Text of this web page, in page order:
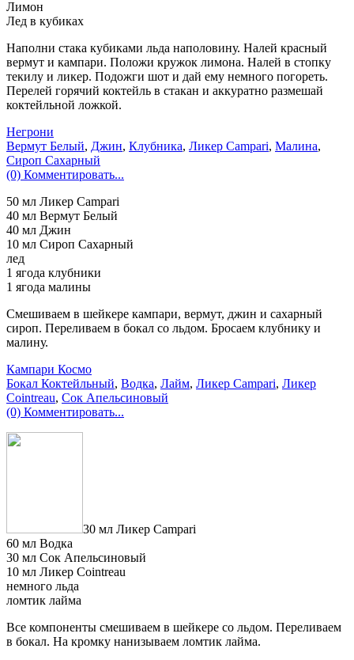
Лимон
Лед в кубиках
Наполни стака кубиками льда наполовину. Налей красный
вермут и кампари. Положи кружок лимона. Налей в стопку
текилу и ликер. Подожги шот и дай ему немного погореть.
Перелей горячий коктейль в стакан и аккуратно размешай
коктейльной ложкой.
Негрони
Вермут Белый, Джин, Клубника, Ликер Campari, Малина,
Сироп Сахарный
(0) Комментировать...
50 мл Ликер Campari
40 мл Вермут Белый
40 мл Джин
10 мл Сироп Сахарный
лед
1 ягода клубники
1 ягода малины
Смешиваем в шейкере кампари, вермут, джин и сахарный
сироп. Переливаем в бокал со льдом. Бросаем клубнику и
малину.
Кампари Космо
Бокал Коктейльный, Водка, Лайм, Ликер Campari, Ликер
Cointreau, Сок Апельсиновый
(0) Комментировать...
30 мл Ликер Campari
60 мл Водка
30 мл Сок Апельсиновый
10 мл Ликер Cointreau
немного льда
ломтик лайма
Все компоненты смешиваем в шейкере со льдом. Переливаем
в бокал. На кромку нанизываем ломтик лайма.